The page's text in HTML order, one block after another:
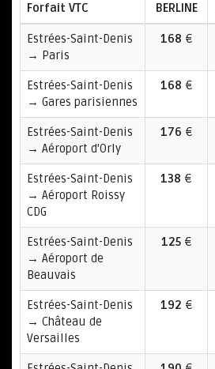
Forfait VTC BERLINE
Estrées-Saint-Denis
→ Paris
168 €
Estrées-Saint-Denis
→ Gares parisiennes
168 €
Estrées-Saint-Denis
→ Aéroport d'Orly
176 €
Estrées-Saint-Denis
→ Aéroport Roissy
CDG
138 €
Estrées-Saint-Denis
→ Aéroport de
Beauvais
125€
Estrées-Saint-Denis
→ Château de
Versailles
192 €